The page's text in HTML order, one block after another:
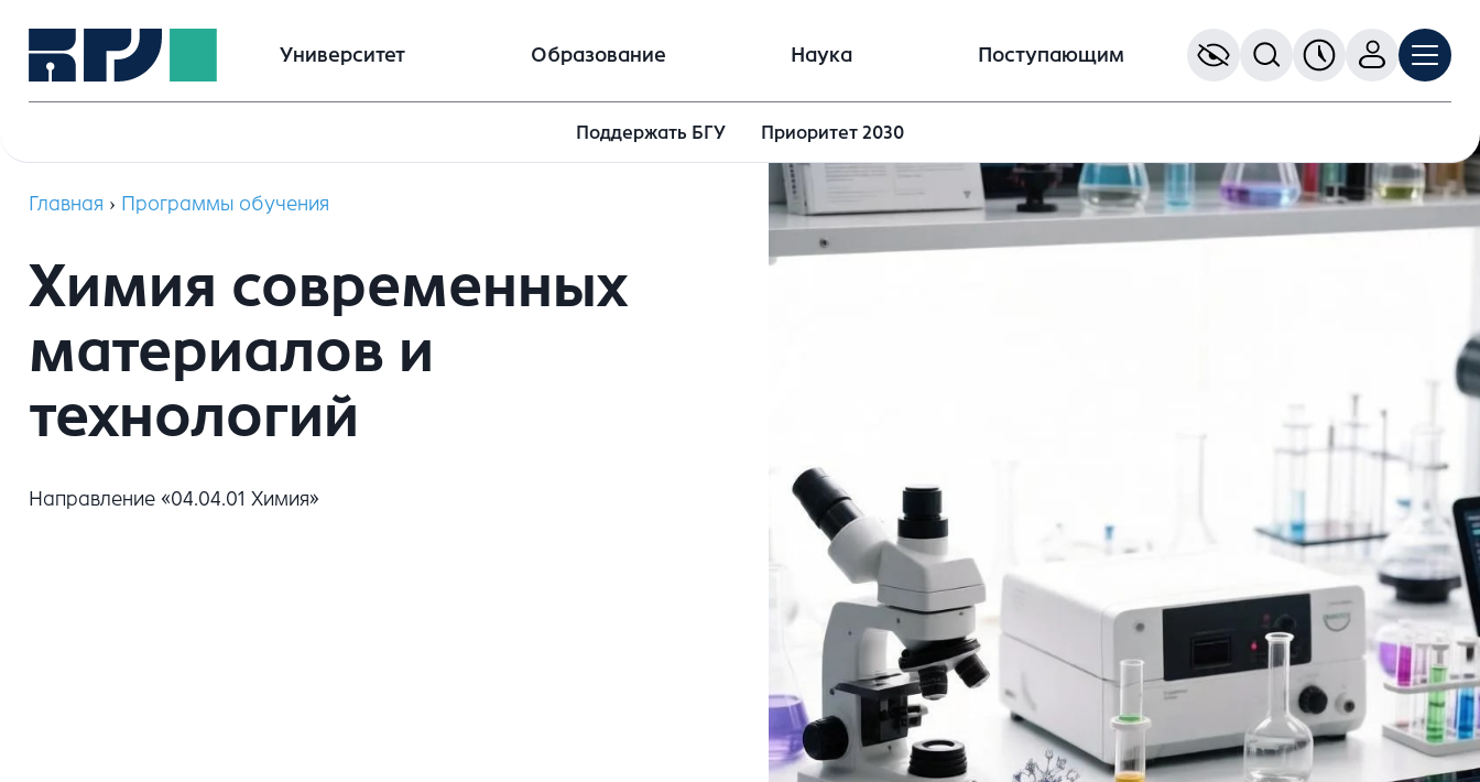
Университет Образование Наука Поступающим
Поддержать БГУ Приоритет 2030
Главная › Программы обучения
Химия современных
материалов и
технологий
Направление «04.04.01 Химия»